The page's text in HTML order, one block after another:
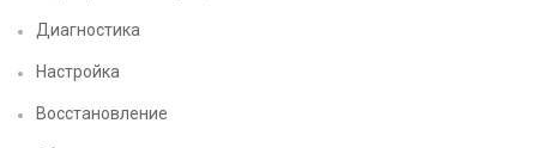
Диагностика
Настройка
Восстановление